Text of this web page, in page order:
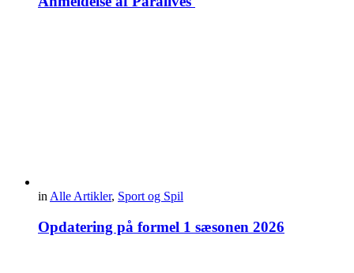
inAlle Artikler, Sport og Spil
Opdatering på formel 1 sæsonen 2026